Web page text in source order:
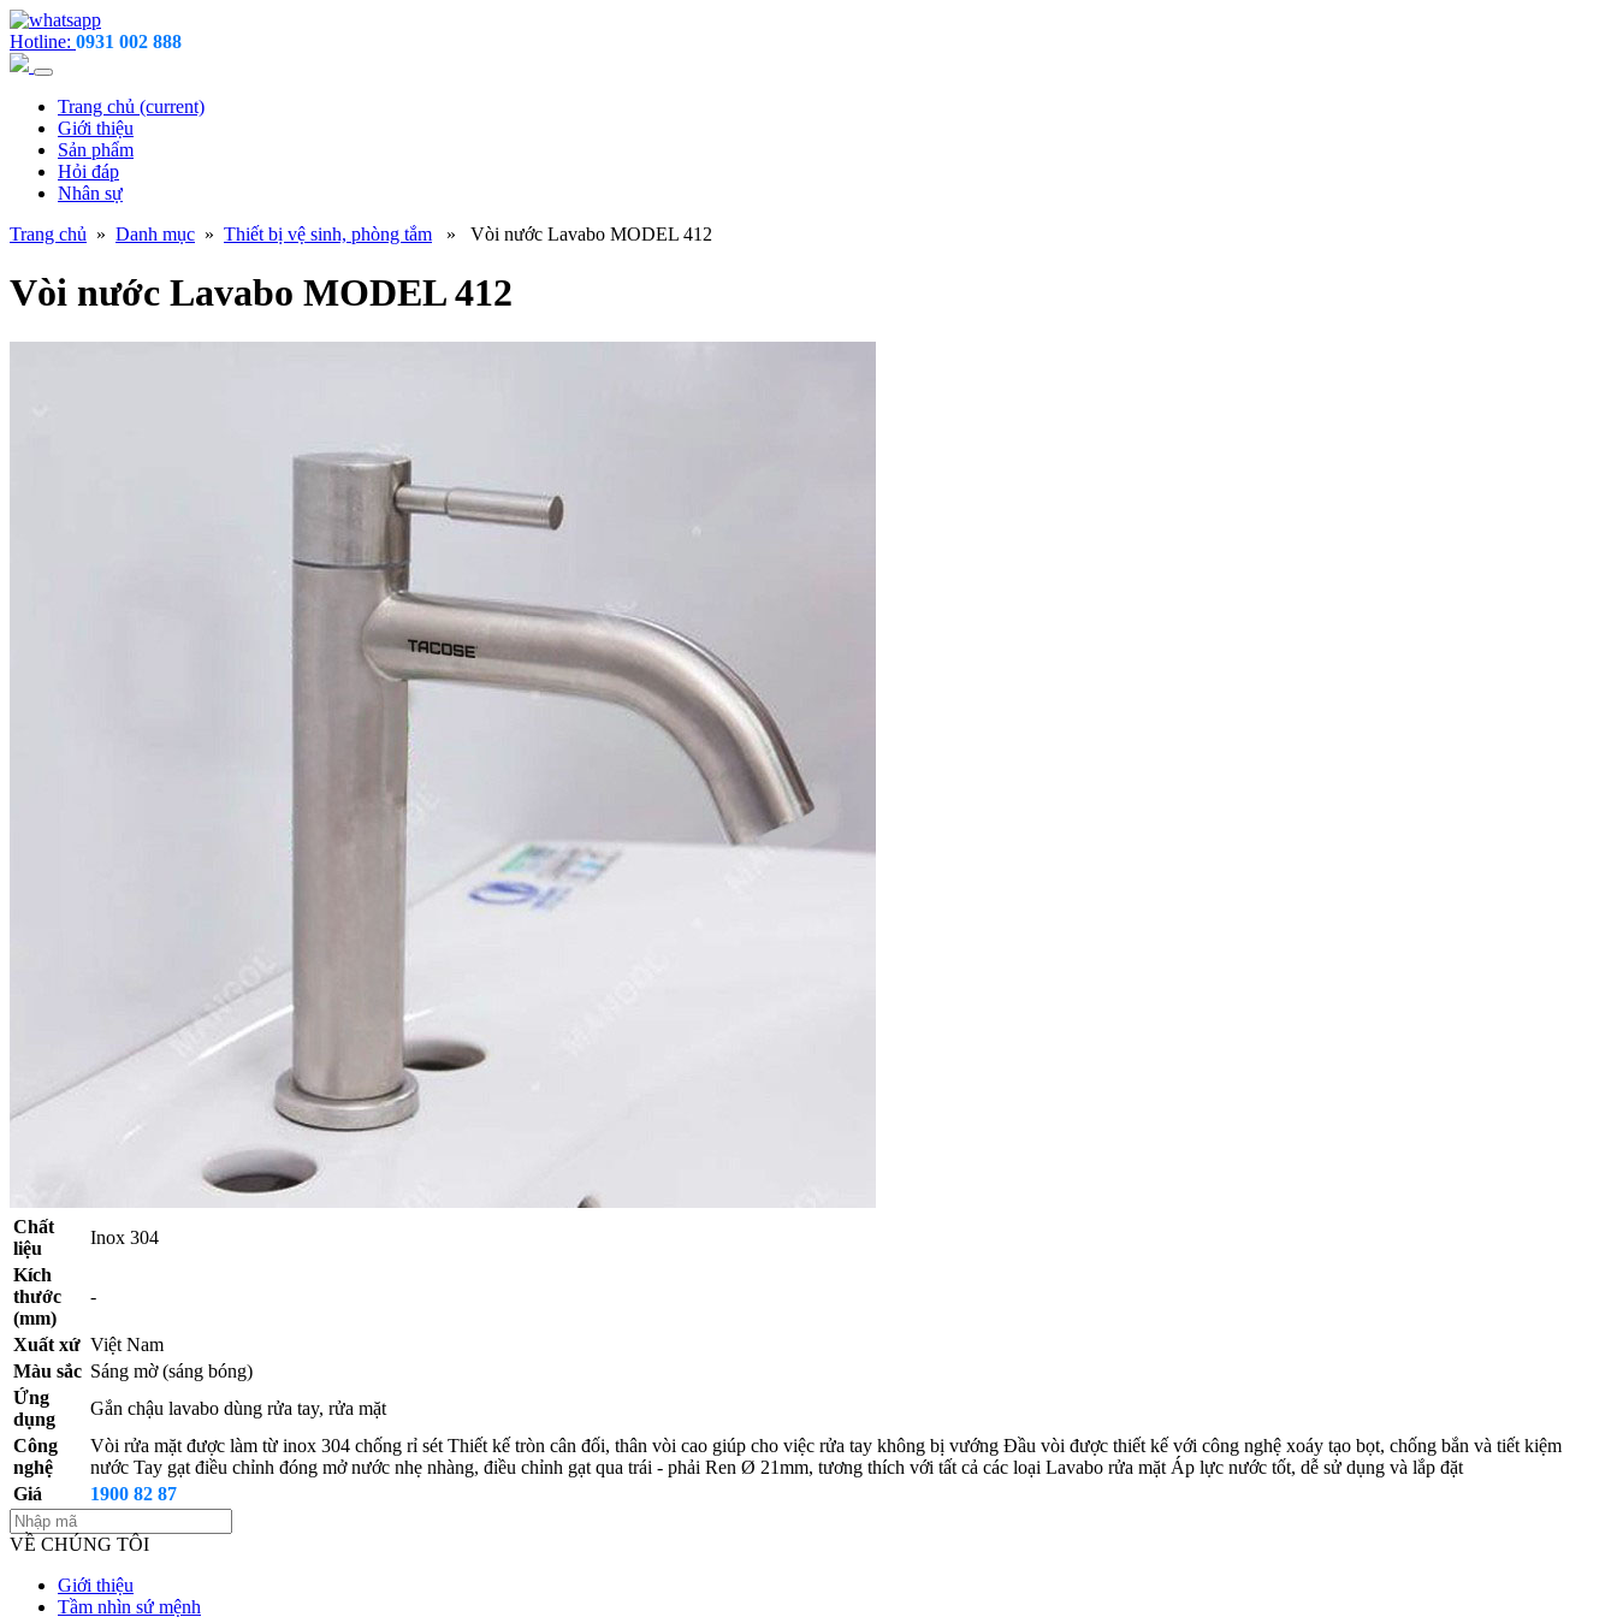
Hotline: 0931 002 888
Trang chủ (current)
Giới thiệu
Sản phẩm
Hỏi đáp
Nhân sự
Trang chủ » Danh mục » Thiết bị vệ sinh, phòng tắm » Vòi nước Lavabo MODEL 412
Vòi nước Lavabo MODEL 412
Chất
liệu
Inox 304
Kích
thước
(mm)
-
Xuất xứ Việt Nam
Màu sắc Sáng mờ (sáng bóng)
Ứng
dụng
Gắn chậu lavabo dùng rửa tay, rửa mặt
Công
nghệ
Vòi rửa mặt được làm từ inox 304 chống rỉ sét Thiết kế tròn cân đối, thân vòi cao giúp cho việc rửa tay không bị vướng Đầu vòi được thiết kế với công nghệ xoáy tạo bọt, chống bắn và tiết kiệm
nước Tay gạt điều chỉnh đóng mở nước nhẹ nhàng, điều chỉnh gạt qua trái - phải Ren Ø 21mm, tương thích với tất cả các loại Lavabo rửa mặt Áp lực nước tốt, dễ sử dụng và lắp đặt
Giá
1900 82 87
VỀ CHÚNG TÔI
Giới thiệu
Tầm nhìn sứ mệnh